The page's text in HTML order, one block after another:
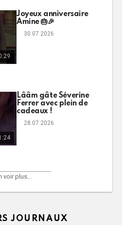
Joyeux anniversaire
Amine 🎂🎉
30.07.2026
Lââm gâte Séverine
Ferrer avec plein de
cadeaux !
28.07.2026
voir plus...
JOURNAUX